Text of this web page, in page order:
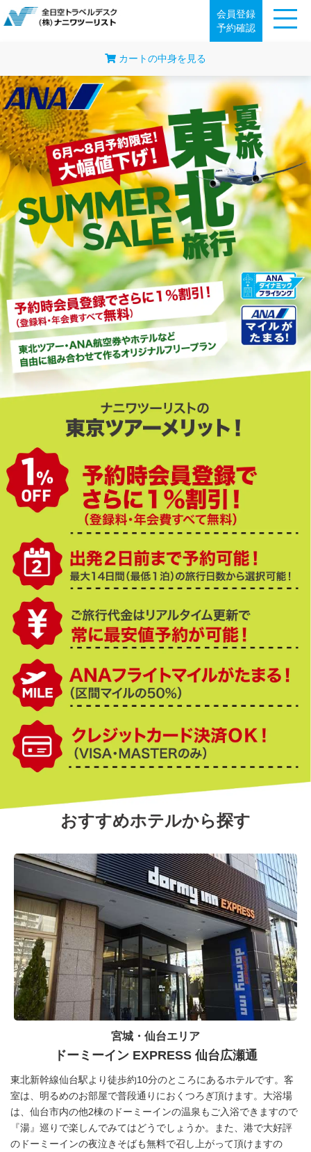
会員登録
予約確認
カートの中身を見る
おすすめホテルから探す
宮城・仙台エリア
ドーミーイン EXPRESS 仙台広瀬通
東北新幹線仙台駅より徒歩約10分のところにあるホテルです。客
室は、明るめのお部屋で普段通りにおくつろぎ頂けます。大浴場
は、仙台市内の他2棟のドーミーインの温泉もご入浴できますので
『湯』巡りで楽しんでみてはどうでしょうか。また、港で大好評
のドーミーインの夜泣きそばも無料で召し上がって頂けますの